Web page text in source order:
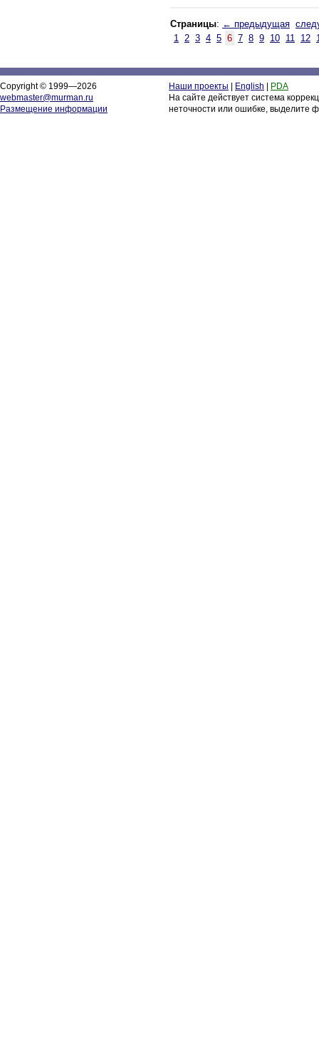
Страницы: ← предыдущая
1 2 3 4 5 6 7 8 9 10 11 12
Copyright © 1999—2026
webmaster@murman.ru
Размещение информации
Наши проекты English
PDA
На сайте действует система
неточности или ошибке, выделите